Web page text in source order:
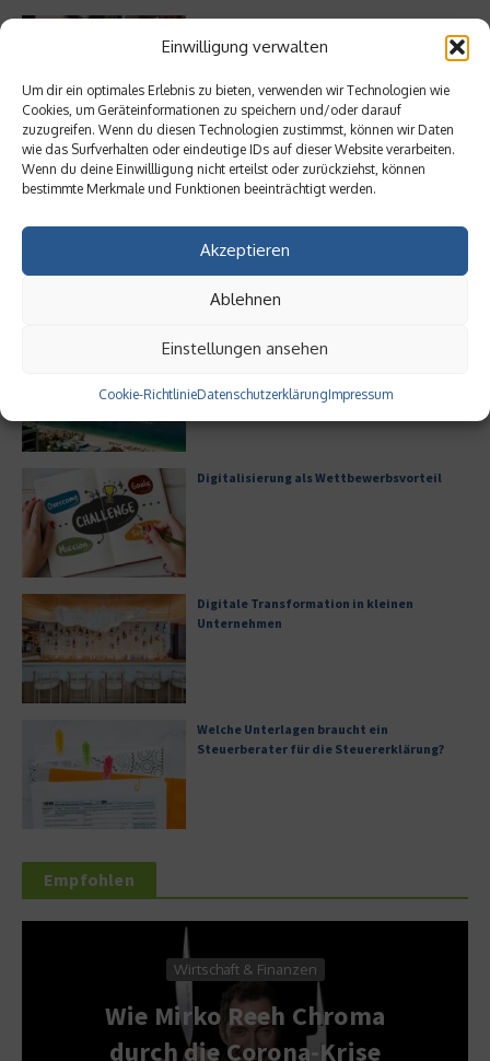
Einwilligung verwalten
Um dir ein optimales Erlebnis zu bieten, verwenden wir Technologien wie
Cookies, um Geräteinformationen zu speichern und/oder darauf
zuzugreifen. Wenn du diesen Technologien zustimmst, können wir Daten
wie das Surfverhalten oder eindeutige IDs auf dieser Website verarbeiten.
Wenn du deine Einwillligung nicht erteilst oder zurückziehst, können
bestimmte Merkmale und Funktionen beeinträchtigt werden.
Akzeptieren
Ablehnen
Einstellungen ansehen
Cookie-RichtlinieDatenschutzerklärungImpressum
Meistgelesen
Leitfaden zur Eröffnung eines
Geschäftskontos für kleine Unternehmen
Hilton Worldwide: Eine Ikone der globalen
Digitalisierung als Wettbewerbsvorteil
Digitale Transformation in kleinen
Unternehmen
Welche Unterlagen braucht ein
Steuerberater für die Steuererklärung?
Empfohlen
Chroma
Krise